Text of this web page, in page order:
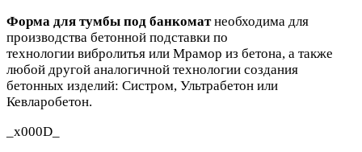
Форма для тумбы под банкоматнеобходима для
производства бетонной подставки по
технологии вибролитья или Мрамор из бетона, а также
любой другой аналогичной технологии создания
бетонных изделий: Систром, Ультрабетон или
Кевларобетон.
_x000D_